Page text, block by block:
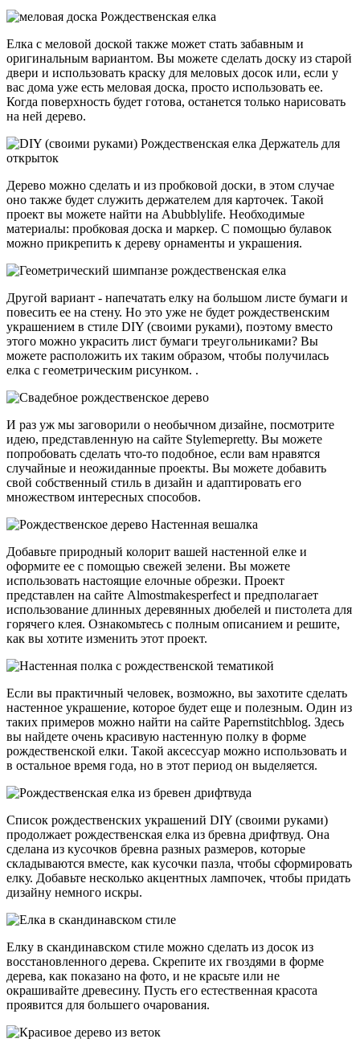
Елка с меловой доской также может стать забавным и
оригинальным вариантом. Вы можете сделать доску из старой
двери и использовать краску для меловых досок или, если у
вас дома уже есть меловая доска, просто использовать ее.
Когда поверхность будет готова, останется только нарисовать
на ней дерево.
Дерево можно сделать и из пробковой доски, в этом случае
оно также будет служить держателем для карточек. Такой
проект вы можете найти на Abubblylife. Необходимые
материалы: пробковая доска и маркер. С помощью булавок
можно прикрепить к дереву орнаменты и украшения.
Другой вариант - напечатать елку на большом листе бумаги и
повесить ее на стену. Но это уже не будет рождественским
украшением в стиле DIY (своими руками), поэтому вместо
этого можно украсить лист бумаги треугольниками? Вы
можете расположить их таким образом, чтобы получилась
елка с геометрическим рисунком. .
И раз уж мы заговорили о необычном дизайне, посмотрите
идею, представленную на сайте Stylemepretty. Вы можете
попробовать сделать что-то подобное, если вам нравятся
случайные и неожиданные проекты. Вы можете добавить
свой собственный стиль в дизайн и адаптировать его
множеством интересных способов.
Добавьте природный колорит вашей настенной елке и
оформите ее с помощью свежей зелени. Вы можете
использовать настоящие елочные обрезки. Проект
представлен на сайте Almostmakesperfect и предполагает
использование длинных деревянных дюбелей и пистолета для
горячего клея. Ознакомьтесь с полным описанием и решите,
как вы хотите изменить этот проект.
Если вы практичный человек, возможно, вы захотите сделать
настенное украшение, которое будет еще и полезным. Один из
таких примеров можно найти на сайте Papernstitchblog. Здесь
вы найдете очень красивую настенную полку в форме
рождественской елки. Такой аксессуар можно использовать и
в остальное время года, но в этот период он выделяется.
Список рождественских украшений DIY (своими руками)
продолжает рождественская елка из бревна дрифтвуд. Она
сделана из кусочков бревна разных размеров, которые
складываются вместе, как кусочки пазла, чтобы сформировать
елку. Добавьте несколько акцентных лампочек, чтобы придать
дизайну немного искры.
Елку в скандинавском стиле можно сделать из досок из
восстановленного дерева. Скрепите их гвоздями в форме
дерева, как показано на фото, и не красьте или не
окрашивайте древесину. Пусть его естественная красота
проявится для большего очарования.